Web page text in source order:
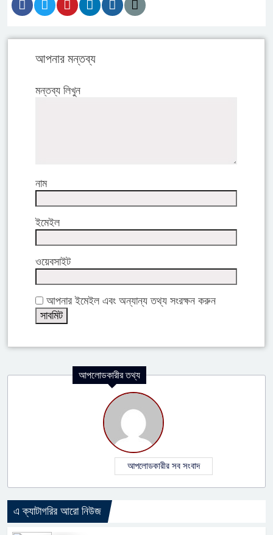
আপনার মন্তব্য
মন্তব্য লিখুন
নাম
ইমেইল
ওয়েবসাইট
আপনার ইমেইল এবং অন্যান্য তথ্য সংরক্ষন করুন
আপলোডকারীর তথ্য
আপলোডকারীর সব সংবাদ
এ ক্যাটাগরির আরো নিউজ